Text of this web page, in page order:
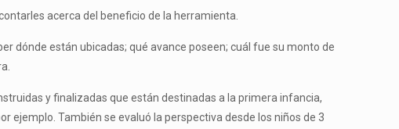
acerca del beneficio de la herramienta.
dónde están ubicadas; qué avance poseen; cuál fue su monto de
y finalizadas que están destinadas a la primera infancia,
ejemplo. También se evaluó la perspectiva desde los niños de 3